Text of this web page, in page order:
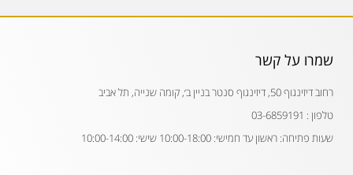
שמרו על קשר
רחוב דיזינגוף 50, דיזינגוף סנטר בניין ב׳, קומה שנייה, תל אביב
טלפון : 03-6859191
שעות פתיחה: ראשון עד חמישי: 10:00-18:00 שישי: 10:00-14:00